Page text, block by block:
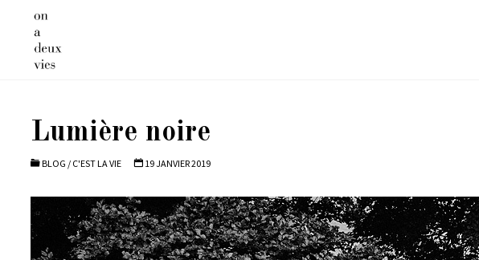
content
Lumière noire
BLOG / C'EST LA VIE 19 JANVIER 2019